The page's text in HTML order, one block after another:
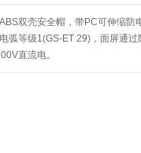
双壳安全帽，带PC可伸缩
弧等级1(GS-ET 29)，面屏通
直流电。